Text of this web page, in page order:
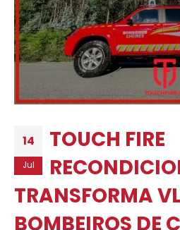
14
Jul
TOUCH FIRE
TRANSFORMA
BOMBEIROS DE